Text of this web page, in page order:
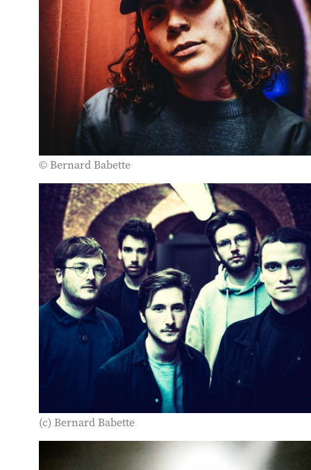
© Bernard Babette
(c) Bernard Babette